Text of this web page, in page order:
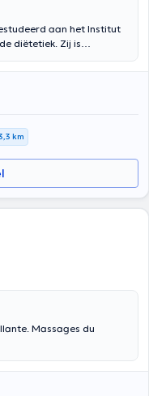
aan het Institut
diëtetiek. Zij is
van de Union
km
Massages du